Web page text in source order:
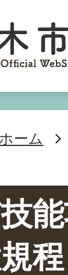
ホーム
程